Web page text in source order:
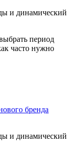
период
часто нужно
бренда